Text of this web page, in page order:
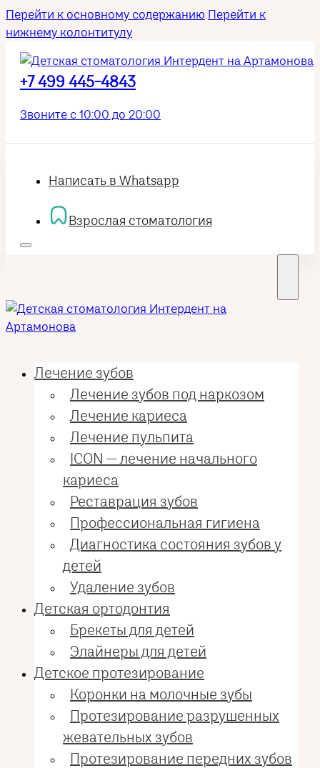
Перейти к основному содержанию Перейти к
нижнему колонтитулу
+7 499 445-4843
Звоните с 10:00 до 20:00
Написать в Whatsapp
Взрослая стоматология
Лечение зубов
Лечение зубов под наркозом
Лечение кариеса
Лечение пульпита
ICON — лечение начального
кариеса
Реставрация зубов
Профессиональная гигиена
Диагностика состояния зубов у
детей
Удаление зубов
Детская ортодонтия
Брекеты для детей
Элайнеры для детей
Детское протезирование
Коронки на молочные зубы
Протезирование разрушенных
жевательных зубов
Протезирование передних зубов